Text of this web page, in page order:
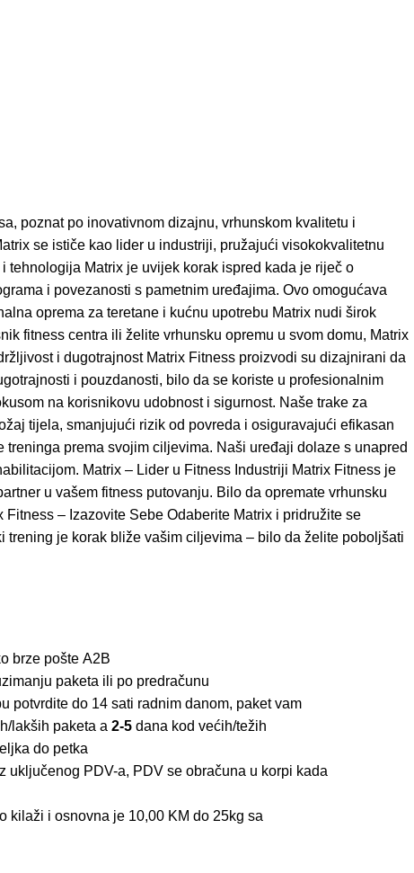
poznat po inovativnom dizajnu, vrhunskom kvalitetu i
se ističe kao lider u industriji, pružajući visokokvalitetnu
tehnologija Matrix je uvijek korak ispred kada je riječ o
i povezanosti s pametnim uređajima. Ovo omogućava
oprema za teretane i kućnu upotrebu Matrix nudi širok
fitness centra ili želite vrhunsku opremu u svom domu, Matrix
i dugotrajnost Matrix Fitness proizvodi su dizajnirani da
i pouzdanosti, bilo da se koriste u profesionalnim
na korisnikovu udobnost i sigurnost. Naše trake za
tijela, smanjujući rizik od povreda i osiguravajući efikasan
prema svojim ciljevima. Naši uređaji dolaze s unapred
Matrix – Lider u Fitness Industriji Matrix Fitness je
u vašem fitness putovanju. Bilo da opremate vrhunsku
– Izazovite Sebe Odaberite Matrix i pridružite se
je korak bliže vašim ciljevima – bilo da želite poboljšati
brze pošte A2B
paketa ili po predračunu
potvrdite do 14 sati radnim danom, paket vam
lakših paketa a 2-5 dana kod većih/težih
do petka
uključenog PDV-a, PDV se obračuna u korpi kada
kilaži i osnovna je 10,00 KM do 25kg sa